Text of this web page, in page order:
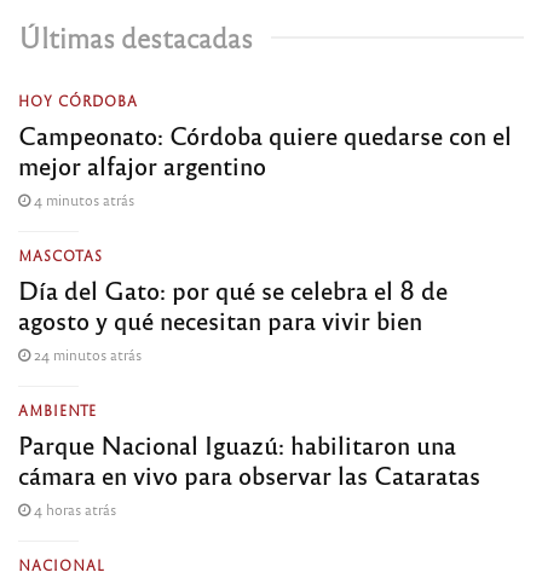
Últimas destacadas
HOY CÓRDOBA
Campeonato: Córdoba quiere quedarse con el
mejor alfajor argentino
4 minutos atrás
MASCOTAS
Día del Gato: por qué se celebra el 8 de
agosto y qué necesitan para vivir bien
24 minutos atrás
AMBIENTE
Parque Nacional Iguazú: habilitaron una
cámara en vivo para observar las Cataratas
4 horas atrás
NACIONAL